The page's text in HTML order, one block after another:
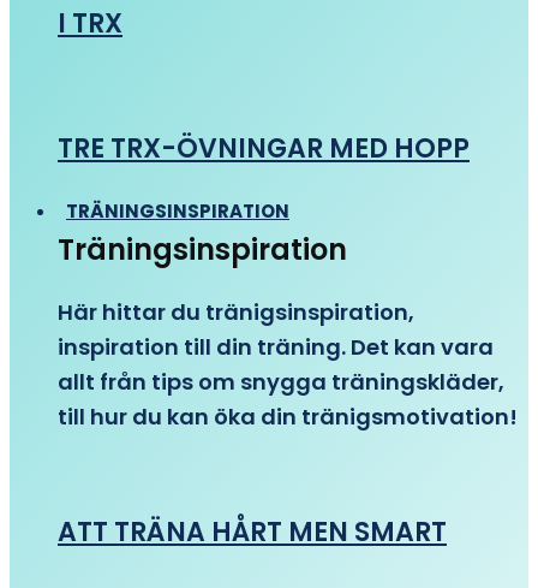
I TRX
TRE TRX-ÖVNINGAR MED HOPP
TRÄNINGSINSPIRATION
Träningsinspiration
Här hittar du tränigsinspiration,
inspiration till din träning. Det kan vara
allt från tips om snygga träningskläder,
till hur du kan öka din tränigsmotivation!
ATT TRÄNA HÅRT MEN SMART